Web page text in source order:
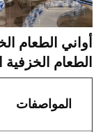
أواني الطعام
الطعام الخزفية
المواصفات